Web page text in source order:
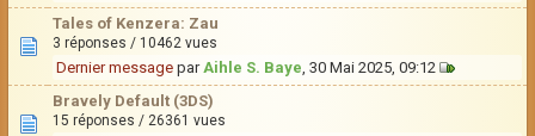
Tales of Kenzera: Zau
3 réponses / 10462 vues
Dernier message parAihle S. Baye, 30 Mai 2025, 09:12
Bravely Default (3DS)
15 réponses / 26361 vues